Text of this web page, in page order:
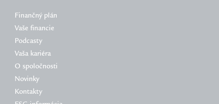
Finančný plán
Vaše financie
Podcasty
Vaša kariéra
O spoločnosti
Novinky
Kontakty